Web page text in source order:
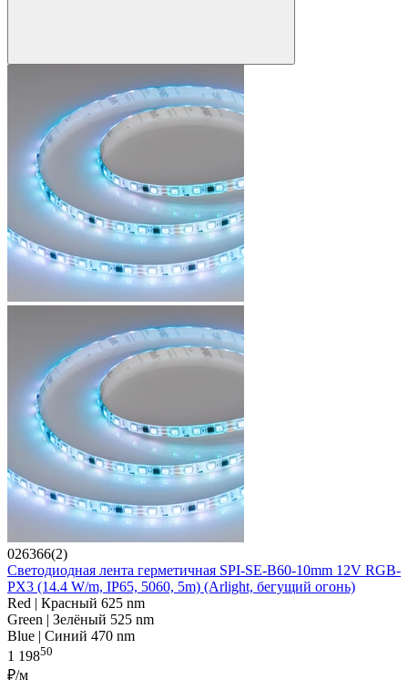
026366(2)
Светодиодная лента герметичная SPI-SE-B60-10mm 12V RGB-
PX3 (14.4 W/m, IP65, 5060, 5m) (Arlight, бегущий огонь)
Red | Красный 625 nm
Green | Зелёный 525 nm
Blue | Синий 470 nm
1 19850
₽/м